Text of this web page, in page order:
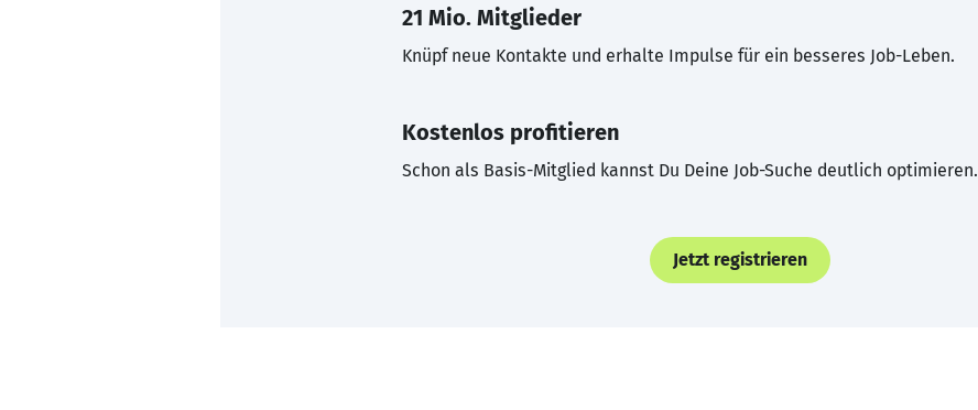
21 Mio. Mitglieder
Knüpf neue Kontakte und erhalte Impulse für ein besseres Job-Leben.
Kostenlos profitieren
Schon als Basis-Mitglied kannst Du Deine Job-Suche deutlich optimieren.
Jetzt registrieren